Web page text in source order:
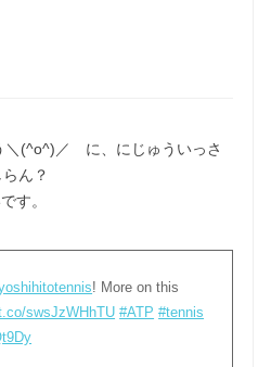
＼(^o^)／ に、にじゅういっさ
ん？
す。
! More on this
swsJzWHhTU #ATP #tennis